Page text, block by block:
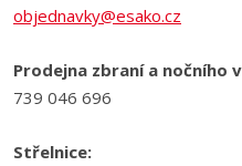
objednavky@esako.cz
Prodejna zbraní a nočního
739 046 696
Střelnice: